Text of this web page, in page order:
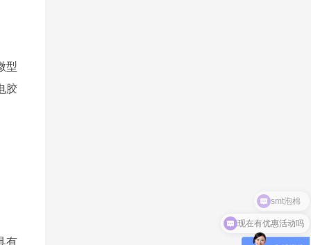
型
胶
有
现在有优惠活动吗